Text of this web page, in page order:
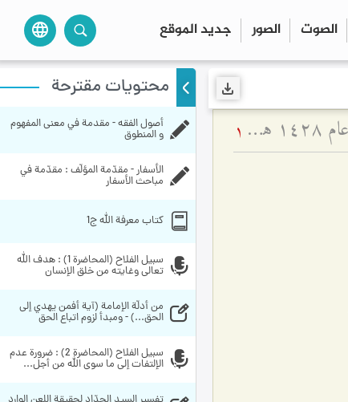
الصوت الصور جديد الموقع language
تفسير آية {یرِیدُونَ لِیطْفِؤُا نُورَ الله بِأَفْواهِهِمْ} - ولادة السيّدة الزهراء عليها السلام عام ۱٤۲۸ هـ ق 1
محتويات مقترحة
و المنطوق
مباحث الأسفار
کتاب معرفة الله ج1
تعالى وغايته من خلق الإنسان
الحق...) - ومبدأ لزوم اتباع الحق
الإلتفات إلى ما سوى الله من أجل...